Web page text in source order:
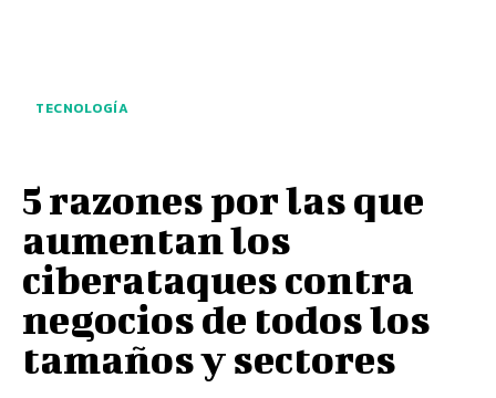
TECNOLOGÍA
5 razones por las que
aumentan los
ciberataques contra
negocios de todos los
tamaños y sectores